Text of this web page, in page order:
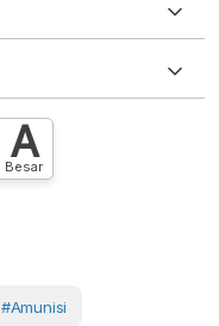
A
Besar
#amunisi